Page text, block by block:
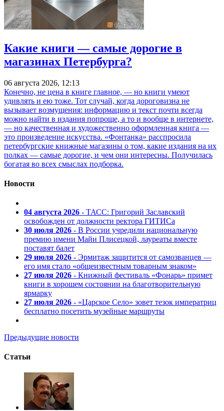
Какие книги — самые дорогие в
магазинах Петербурга?
06 августа 2026, 12:13
Конечно, не цена в книге главное, — но книги умеют
удивлять и ею тоже. Тот случай, когда дороговизна не
вызывает возмущения: информацию и текст почти всегда
можно найти в издания попроще, а то и вообще в интернете,
— но качественная и художественно оформленная книга —
это произведение искусства. «Фонтанка» расспросила
петербургские книжные магазины о том, какие издания на их
полках — самые дорогие, и чем они интересны. Получилась
богатая во всех смыслах подборка.
Новости
04 августа 2026 - ТАСС: Григорий Заславский
освобожден от должности ректора ГИТИСа
30 июля 2026 - В России учредили национальную
премию имени Майи Плисецкой, лауреаты вместе
поставят балет
29 июля 2026 - Эрмитаж защитится от самозванцев —
его имя стало «общеизвестным товарным знаком»
27 июля 2026 - Книжный фестиваль «Фонарь» примет
книги в хорошем состоянии на благотворительную
ярмарку
27 июля 2026 - «Царское Село» зовет тезок императриц
бесплатно посетить музейные маршруты
Предыдущие новости
Статьи